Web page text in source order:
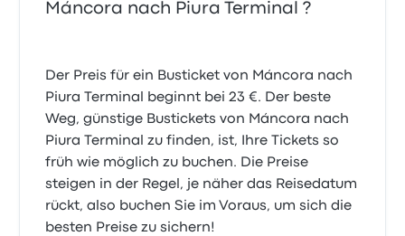
Máncora nach Piura Terminal ?
Der Preis für ein Busticket von Máncora nach
Piura Terminal beginnt bei 23 €. Der beste
Weg, günstige Bustickets von Máncora nach
Piura Terminal zu finden, ist, Ihre Tickets so
früh wie möglich zu buchen. Die Preise
steigen in der Regel, je näher das Reisedatum
rückt, also buchen Sie im Voraus, um sich die
besten Preise zu sichern!